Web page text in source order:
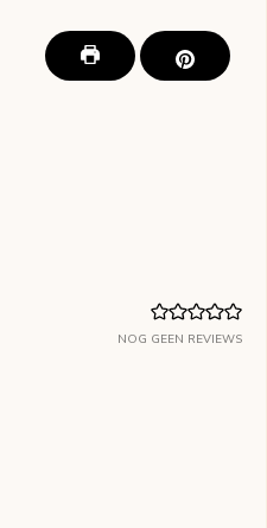
NOG GEEN REVIEWS